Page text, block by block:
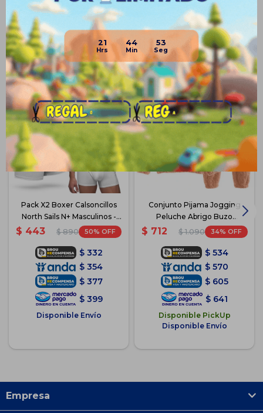
21 44 52
Productos que te pueden interesar
Pack X2 Boxer Calsoncillos
North Sails N+ Masculinos -
Azul-Blanco
$ 443 $ 890 50
$ 332
$ 354
$ 377
$ 399
Disponible Envío
Conjunto Pijama Jogging
Peluche Abrigo Buzo
Pantalón - Marron
$ 712 $ 1.090 34
$ 534
$ 570
$ 605
$ 641
Disponible PickUp
Disponible Envío
Empresa